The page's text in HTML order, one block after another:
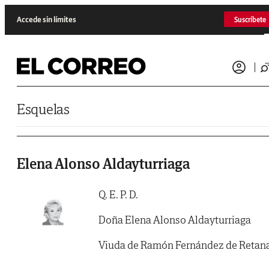
Accede sin límites Suscríbete
Esquelas
Elena Alonso Aldayturriaga
Q. E. P. D.
Doña Elena Alonso Aldayturriaga
Viuda de Ramón Fernández de